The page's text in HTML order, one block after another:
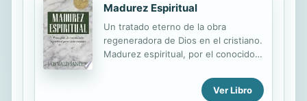
Madurez Espiritual
Un tratado eterno de la obra
regeneradora de Dios en el cristiano.
Madurez espiritual, por el conocido
herramienta importante para
cristianos que estan buscando una
Ver Libro